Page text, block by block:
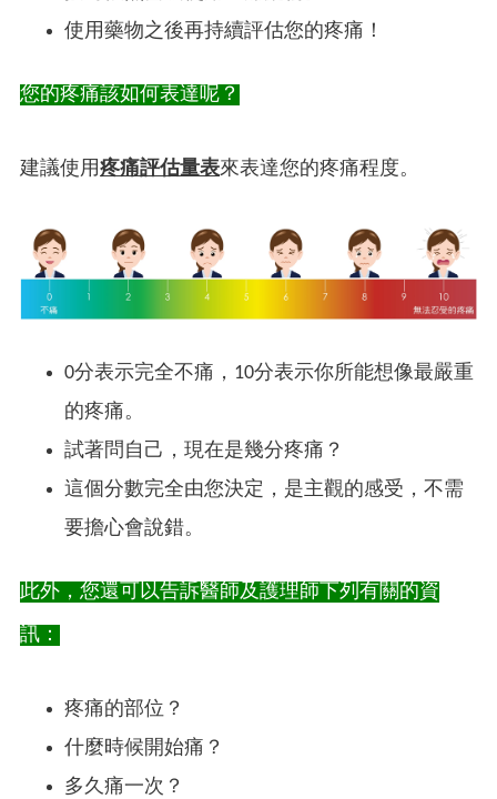
使用藥物之後再持續評估您的疼痛！
您的疼痛該如何表達呢？
建議使用疼痛評估量表來表達您的疼痛程度。
0分表示完全不痛，10分表示你所能想像最嚴重
的疼痛。
試著問自己，現在是幾分疼痛？
這個分數完全由您決定，是主觀的感受，不需
要擔心會說錯。
此外，您還可以告訴醫師及護理師下列有關的資
訊：
疼痛的部位？
什麼時候開始痛？
多久痛一次？